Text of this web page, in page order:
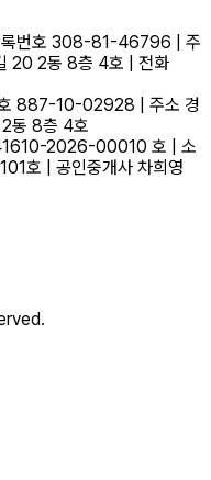
번호 308-81-46796
주
20 2동 8층 4호
전화
887-10-02928 주소 경
동 8층 4호
2026-00010 호
소
호 공인중개사 차희영